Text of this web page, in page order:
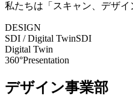
私たちは「スキャン、デザイ
DESIGN
SDI / Digital TwinSDI
Digital Twin
360°Presentation
デザイン事業部